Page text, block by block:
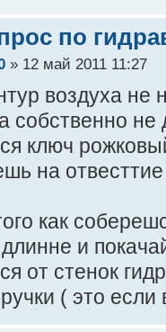
по
» 12 май 2011 11:27
воздуха не
собственно не
ключ
на
как
и
от стенок
( это